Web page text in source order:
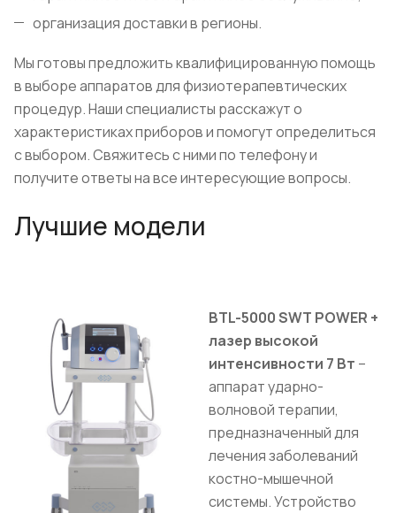
организация доставки в регионы.
Мы готовы предложить квалифицированную помощь
в выборе аппаратов для физиотерапевтических
процедур. Наши специалисты расскажут о
характеристиках приборов и помогут определиться
с выбором. Свяжитесь с ними по телефону и
получите ответы на все интересующие вопросы.
Лучшие модели
BTL-5000 SWT POWER +
лазер высокой
интенсивности 7 Вт –
аппарат ударно-
волновой терапии,
предназначенный для
лечения заболеваний
костно-мышечной
системы. Устройство